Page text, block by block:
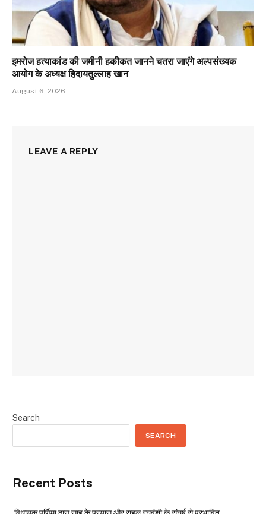
इमरोज हत्याकांड की जमीनी हकीकत जानने चतरा जाएंगे अल्पसंख्यक
आयोग के अध्यक्ष हिदायतुल्लाह खान
August 6, 2026
LEAVE A REPLY
Search
SEARCH
Recent Posts